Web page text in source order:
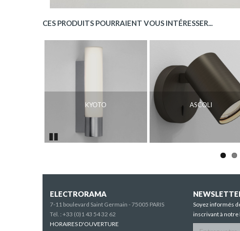
CES PRODUITS POURRAIENT VOUS INTÉRESSER...
KYOTO ASCOLI
ELECTRORAMA
7-11 boulevard Saint Germain - 75005 PARIS
Tél. : +33 (0)1 43 54 32 62
HORAIRES D'OUVERTURE
Soyez informés
inscrivant à notre